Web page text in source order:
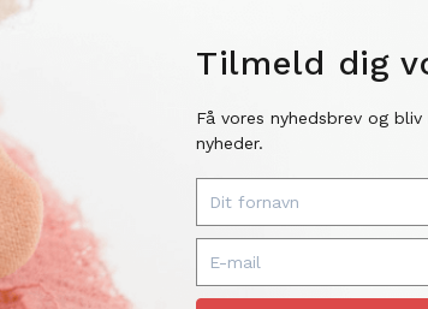
Tilmeld dig
Få vores nyhedsbrev og
nyheder.